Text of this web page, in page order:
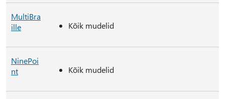
MultiBra
ille
Kõik mudelid
NinePoi
nt
Kõik mudelid